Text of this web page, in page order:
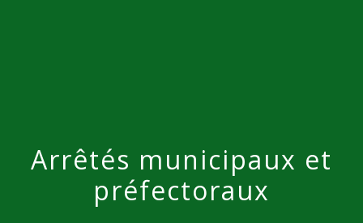
Arrêtés municipaux et
préfectoraux